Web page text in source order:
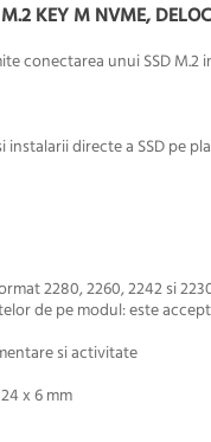
M.2 KEY M NVME,
conectarea unui SSD
directe a SSD pe
2280, 2260, 2242 si
de pe modul: este
si activitate
x 6 mm